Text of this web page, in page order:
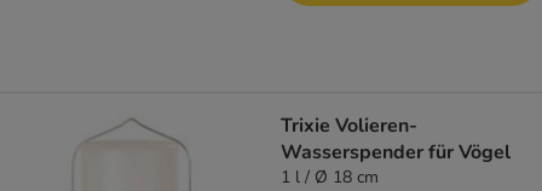
Trixie Volieren-
Wasserspender für Vögel
1 l / Ø 18 cm